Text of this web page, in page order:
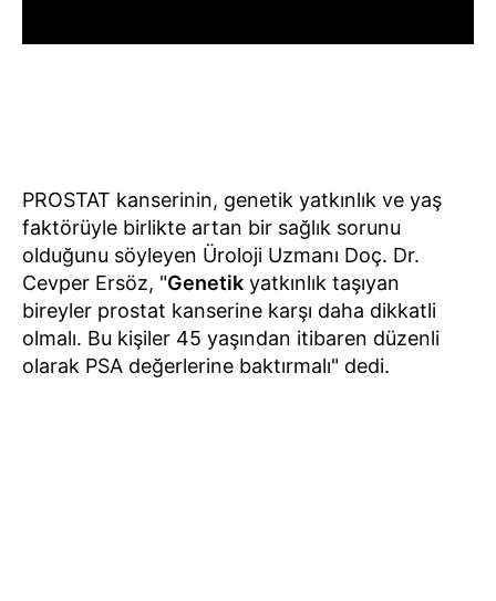
PROSTAT kanserinin, genetik yatkınlık ve yaş
faktörüyle birlikte artan bir sağlık sorunu
olduğunu söyleyen Üroloji Uzmanı Doç. Dr.
Cevper Ersöz, "Genetik yatkınlık taşıyan
bireyler prostat kanserine karşı daha dikkatli
olmalı. Bu kişiler 45 yaşından itibaren düzenli
olarak PSA değerlerine baktırmalı" dedi.